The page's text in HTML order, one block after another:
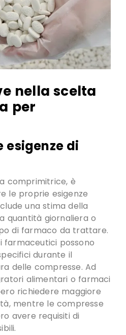
nella scelta
per
esigenze di
comprimitrice, è
le proprie esigenze
una stima della
quantità giornaliera o
di farmaco da trattare.
farmaceutici possono
durante il
delle compresse. Ad
alimentari o farmaci
richiedere maggiore
mentre le compresse
avere requisiti di